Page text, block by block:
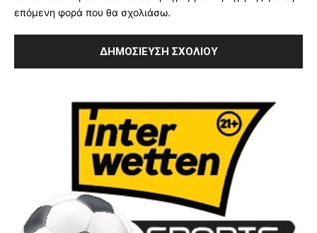
επόμενη φορά που θα σχολιάσω.